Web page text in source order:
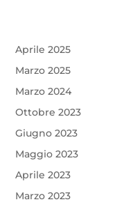
Aprile 2025
Marzo 2025
Marzo 2024
Ottobre 2023
Giugno 2023
Maggio 2023
Aprile 2023
Marzo 2023